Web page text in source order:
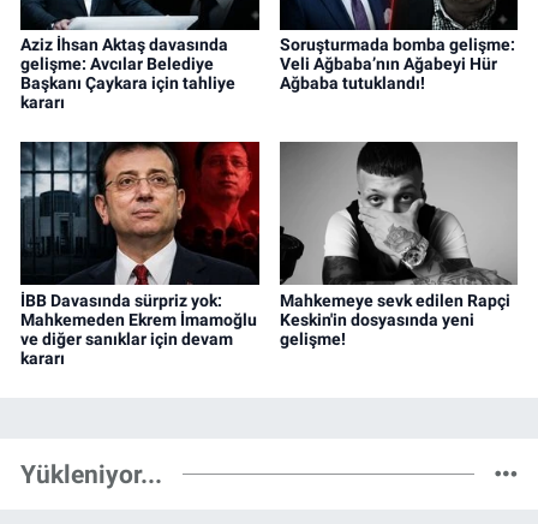
Aziz İhsan Aktaş davasında
gelişme: Avcılar Belediye
Başkanı Çaykara için tahliye
kararı
Soruşturmada bomba gelişme:
Veli Ağbaba’nın Ağabeyi Hür
Ağbaba tutuklandı!
İBB Davasında sürpriz yok:
Mahkemeden Ekrem İmamoğlu
ve diğer sanıklar için devam
kararı
Mahkemeye sevk edilen Rapçi
Keskin'in dosyasında yeni
gelişme!
Yükleniyor...